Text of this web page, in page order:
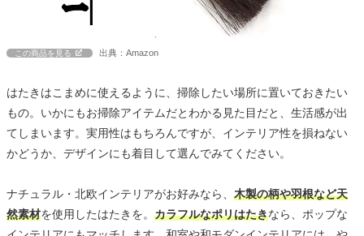
この商品を見る 出典：Amazon
はたきはこまめに使えるように、掃除したい場所に置いておきたい
もの。いかにもお掃除アイテムだとわかる見た目だと、生活感が出
てしまいます。実用性はもちろんですが、インテリア性を損ねない
かどうか、デザインにも着目して選んでみてください。
ナチュラル・北欧インテリアがお好みなら、 木製の柄や羽根など天
然素材を使用したはたきを。 カラフルなポリはたきなら、ポップな